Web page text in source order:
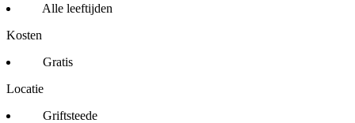
Alle leeftijden
Kosten
Gratis
Locatie
Griftsteede